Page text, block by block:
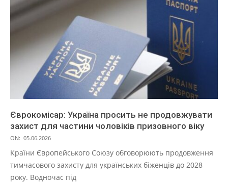
Єврокомісар: Україна просить не продовжувати
захист для частини чоловіків призовного віку
ON: 05.06.2026
Країни Європейського Союзу обговорюють продовження
тимчасового захисту для українських біженців до 2028
року. Водночас під